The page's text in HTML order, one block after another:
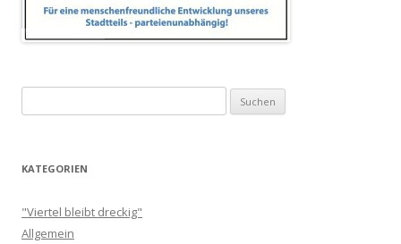
nach:
KATEGORIEN
"Viertel bleibt dreckig"
Allgemein